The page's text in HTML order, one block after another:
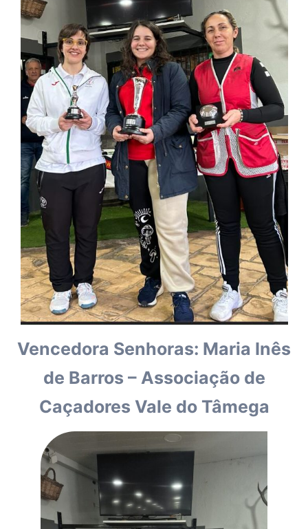
Vencedora Senhoras: Maria Inês
de Barros – Associação de
Caçadores Vale do Tâmega